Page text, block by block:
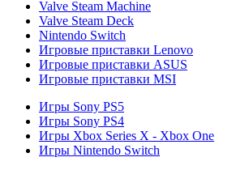
Valve Steam Machine
Valve Steam Deck
Nintendo Switch
Игровые приставки Lenovo
Игровые приставки ASUS
Игровые приставки MSI
Игры Sony PS5
Игры Sony PS4
Игры Xbox Series X - Xbox One
Игры Nintendo Switch